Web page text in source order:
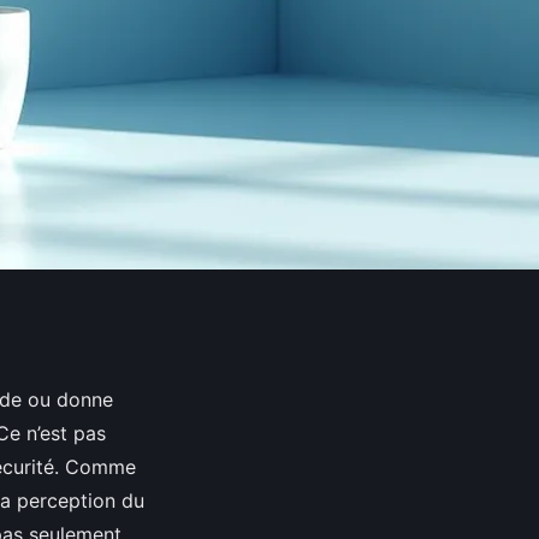
ou donne
n’est pas
Comme
perception du
seulement